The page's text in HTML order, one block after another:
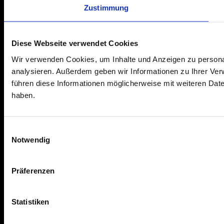
Zustimmung
Diese Webseite verwendet Cookies
Wir verwenden Cookies, um Inhalte und Anzeigen zu
analysieren. Außerdem geben wir Informationen zu Ihrer
führen diese Informationen möglicherweise mit weiteren
haben.
Notwendig
Präferenzen
Statistiken